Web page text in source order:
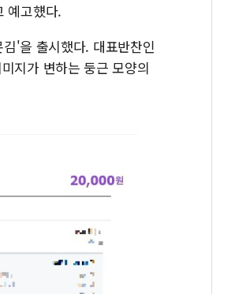
예고헀다.
'을 출시했다. 대표반찬인
지가 변하는 둥근 모양의